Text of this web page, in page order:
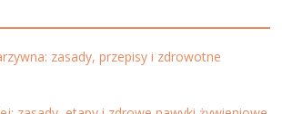
zasady, przepisy i zdrowotne